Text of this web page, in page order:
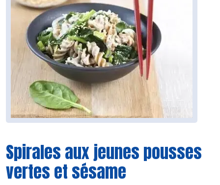
Spirales aux jeunes pousses
vertes et sésame